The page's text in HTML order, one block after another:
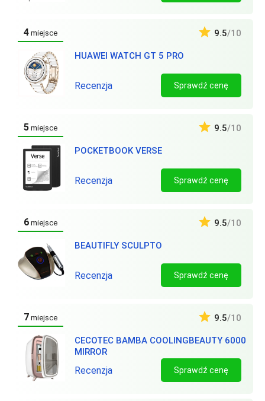
4 miejsce
HUAWEI WATCH GT 5 PRO
9.5/10
Recenzja Sprawdź cenę
5 miejsce
POCKETBOOK VERSE
9.5/10
Recenzja Sprawdź cenę
6 miejsce
BEAUTIFLY SCULPTO
9.5/10
Recenzja Sprawdź cenę
7 miejsce
CECOTEC BAMBA COOLINGBEAUTY 6000
MIRROR
9.5/10
Recenzja Sprawdź cenę